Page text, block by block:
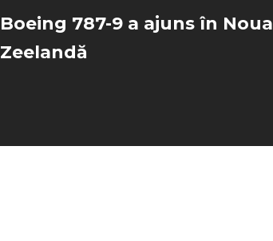
Boeing 787-9 a ajuns în Noua
Zeelandă